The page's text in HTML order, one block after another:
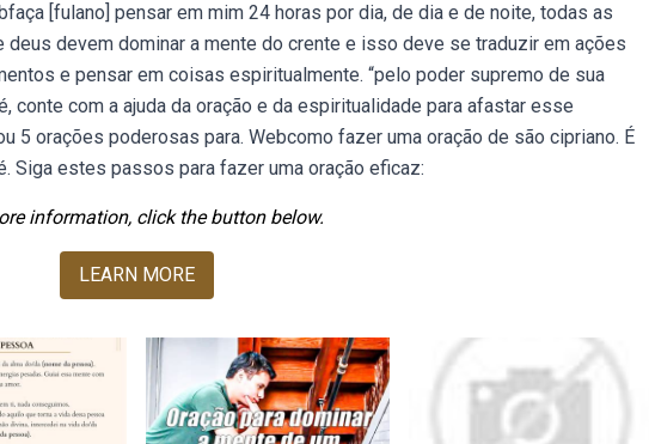
[fulano] pensar em mim 24 horas por dia, de dia e de noite, todas as
devem dominar a mente do crente e isso deve se traduzir em ações
e pensar em coisas espiritualmente. “pelo poder supremo de sua
conte com a ajuda da oração e da espiritualidade para afastar esse
5 orações poderosas para. Webcomo fazer uma oração de são cipriano. É
Siga estes passos para fazer uma oração eficaz:
information, click the button below.
LEARN MORE